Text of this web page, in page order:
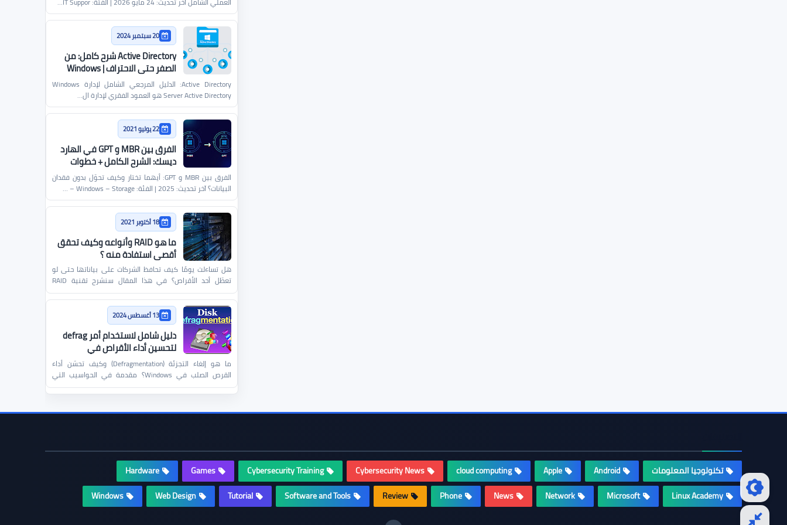
20 سبتمبر 2024
Active Directory شرح كامل: من
الصفر حتى الاحتراف | Windows
Server
Active Directory: الدليل المرجعي الشامل لإدارة Windows
Server Active Directory هو العمود الفقري لإدارة ال…
22 يوليو 2021
الفرق بين MBR و GPT في الهارد
ديسك: الشرح الكامل + خطوات
التحويل من وإلى
الفرق بين MBR و GPT: أيهما تختار وكيف تحوّل بدون فقدان
البيانات؟ آخر تحديث: 2025 | الفئة: Windows – Storage – …
18 أكتوبر 2021
ما هو RAID وأنواعه وكيف تحقق
أقصى استفادة منه ؟
هل تساءلت يومًا كيف تحافظ الشركات على بياناتها حتى لو
تعطّل أحد الأقراص؟ في هذا المقال سنشرح تقنية RAID
ببساطة ون…
13 أغسطس 2024
دليل شامل لاستخدام أمر defrag
لتحسين أداء الأقراص في
Windows
ما هو إلغاء التجزئة (Defragmentation) وكيف تحسّن أداء
القرص الصلب في Windows؟ مقدمة في الحواسيب التي
تعمل بنظام…
تكنولوجيا المعلومات Android
Apple
cloud computing
Cybersecurity News
Cybersecurity Training
Games
Hardware
Linux Academy
Microsoft
Network
News
Phone
Review
Software and Tools
Tutorial
Web Design
Windows